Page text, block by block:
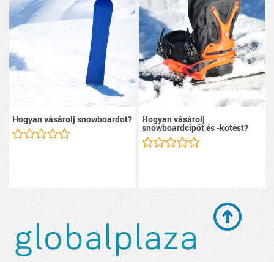
Hogyan vásárolj snowboardot? Hogyan vásárolj
snowboardcipőt és -kötést?